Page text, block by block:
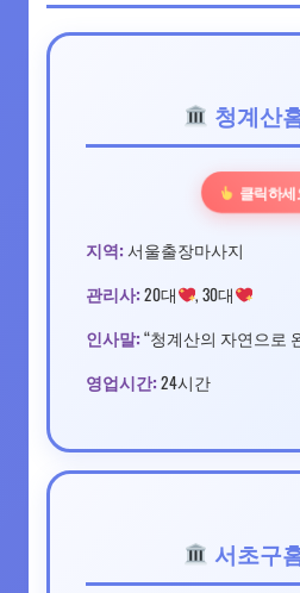
청계산
클릭하
지역: 서울출장마사지
관리사: 20대 , 30대
인사말: “청계산의 자연으로
영업시간: 24시간
서초구